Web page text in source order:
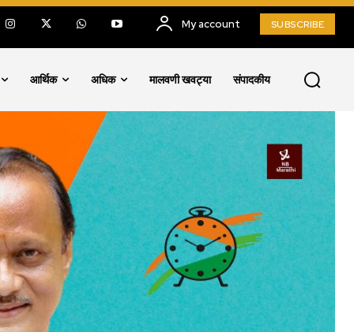
My account SUBSCRIBE
आर्थिक अधिक मालवणी खवट्या संपादकीय